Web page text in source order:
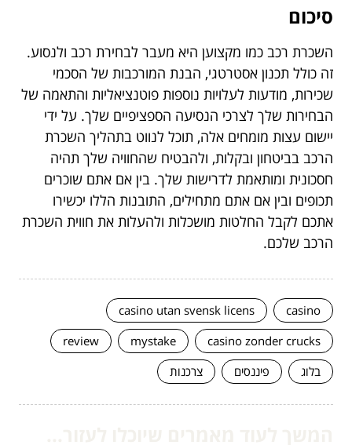
סיכום
השכרת רכב כמו מקצוען היא מעבר לבחירת רכב ולנסוע.
זה כולל תכנון אסטרטגי, הבנת המורכבות של הסכמי
שכירות, מודעות לעלויות נוספות פוטנציאליות והתאמה של
הבחירות שלך לצרכי הנסיעה הספציפיים שלך. על ידי
יישום עצות מומחים אלה, תוכל לנווט בתהליך השכרת
הרכב בביטחון ובקלות, ולהבטיח שהחוויה שלך תהיה
חסכונית ומותאמת לדרישות שלך. בין אם אתם שוכרים
תכופים ובין אם אתם מתחילים, התובנות הללו יכשירו
אתכם לקבל החלטות מושכלות ולהעלות את חווית השכרת
הרכב שלכם.
casino
casino utan svensk licens
casino zonder crucks
mystake
review
בלוג
פיננסים צרכנות